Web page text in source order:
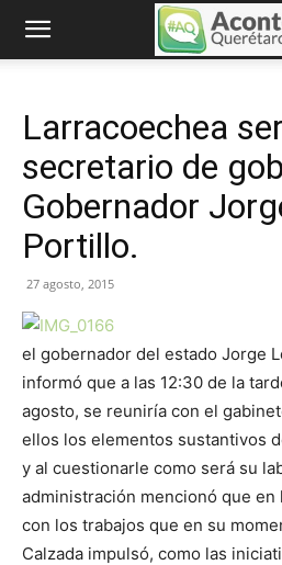
Larracoechea
secretario de
Gobernador
Portillo.
27 agosto, 2015
el gobernador del estado Jorge
informó que a las 12:30 de la
agosto, se reuniría con el
ellos los elementos sustantivos
y al cuestionarle como será su
administración mencionó que
con los trabajos que en su
Calzada impulsó, como las